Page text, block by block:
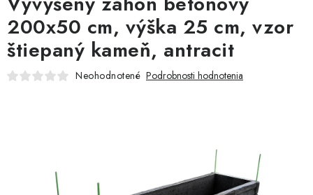
PODHRABOVÉ DOSKY
BRÁNY A BRÁNKY
GABIÓNY (PLOTY, KOŠE)
KOMPOSTÉRY
200x50 cm, výška 25 cm, vzor
štiepaný kameň, antracit
Neohodnotené Podrobnosti hodnotenia